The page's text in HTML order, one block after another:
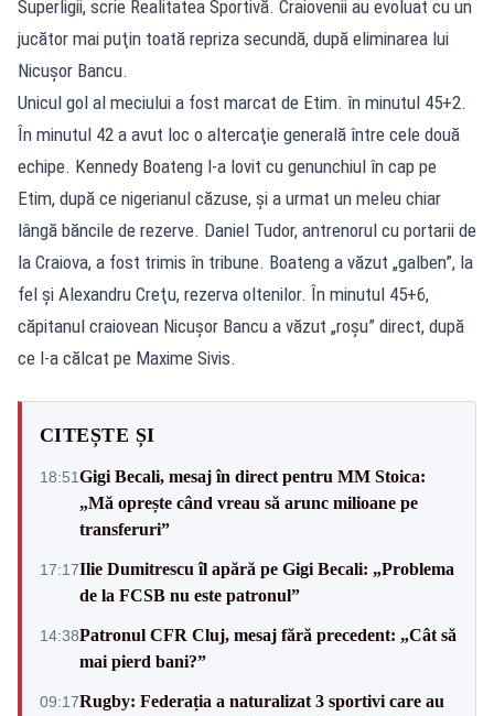
Superligii, scrie Realitatea Sportivă. Craiovenii au evoluat cu un
jucător mai puţin toată repriza secundă, după eliminarea lui
Nicuşor Bancu.
Unicul gol al meciului a fost marcat de Etim. în minutul 45+2.
În minutul 42 a avut loc o altercaţie generală între cele două
echipe. Kennedy Boateng l-a lovit cu genunchiul în cap pe
Etim, după ce nigerianul căzuse, şi a urmat un meleu chiar
lângă băncile de rezerve. Daniel Tudor, antrenorul cu portarii de
la Craiova, a fost trimis în tribune. Boateng a văzut „galben”, la
fel şi Alexandru Creţu, rezerva oltenilor. În minutul 45+6,
căpitanul craiovean Nicuşor Bancu a văzut „roşu” direct, după
ce l-a călcat pe Maxime Sivis.
CITEȘTE ȘI
18:51Gigi Becali, mesaj în direct pentru MM Stoica:
„Mă oprește când vreau să arunc milioane pe
transferuri”
17:17Ilie Dumitrescu îl apără pe Gigi Becali: „Problema
de la FCSB nu este patronul”
14:38Patronul CFR Cluj, mesaj fără precedent: „Cât să
mai pierd bani?”
09:17Rugby: Federația a naturalizat 3 sportivi care au